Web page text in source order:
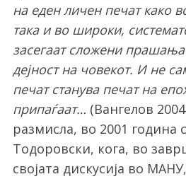
на еден личен печат како
така и во широки,
засегаат сложени прашања
дејност на човекот. И не
печат станува печат на
припаѓаат… (Вангелов
размисла, во 2001 година
Тодоровски, кога, во
својата дискусија во